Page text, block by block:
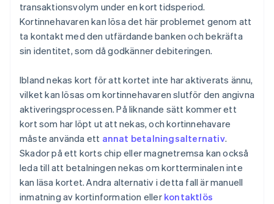
transaktionsvolym under en kort tidsperiod.
Kortinnehavaren kan lösa det här problemet genom att
ta kontakt med den utfärdande banken och bekräfta
sin identitet, som då godkänner debiteringen.
Ibland nekas kort för att kortet inte har aktiverats ännu,
vilket kan lösas om kortinnehavaren slutför den angivna
aktiveringsprocessen. På liknande sätt kommer ett
kort som har löpt ut att nekas, och kortinnehavare
måste använda ett annat betalningsalternativ.
Skador på ett korts chip eller magnetremsa kan också
leda till att betalningen nekas om kortterminalen inte
kan läsa kortet. Andra alternativ i detta fall är manuell
inmatning av kortinformation eller kontaktlös